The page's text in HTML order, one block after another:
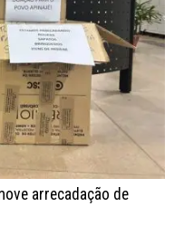
arrecadação de